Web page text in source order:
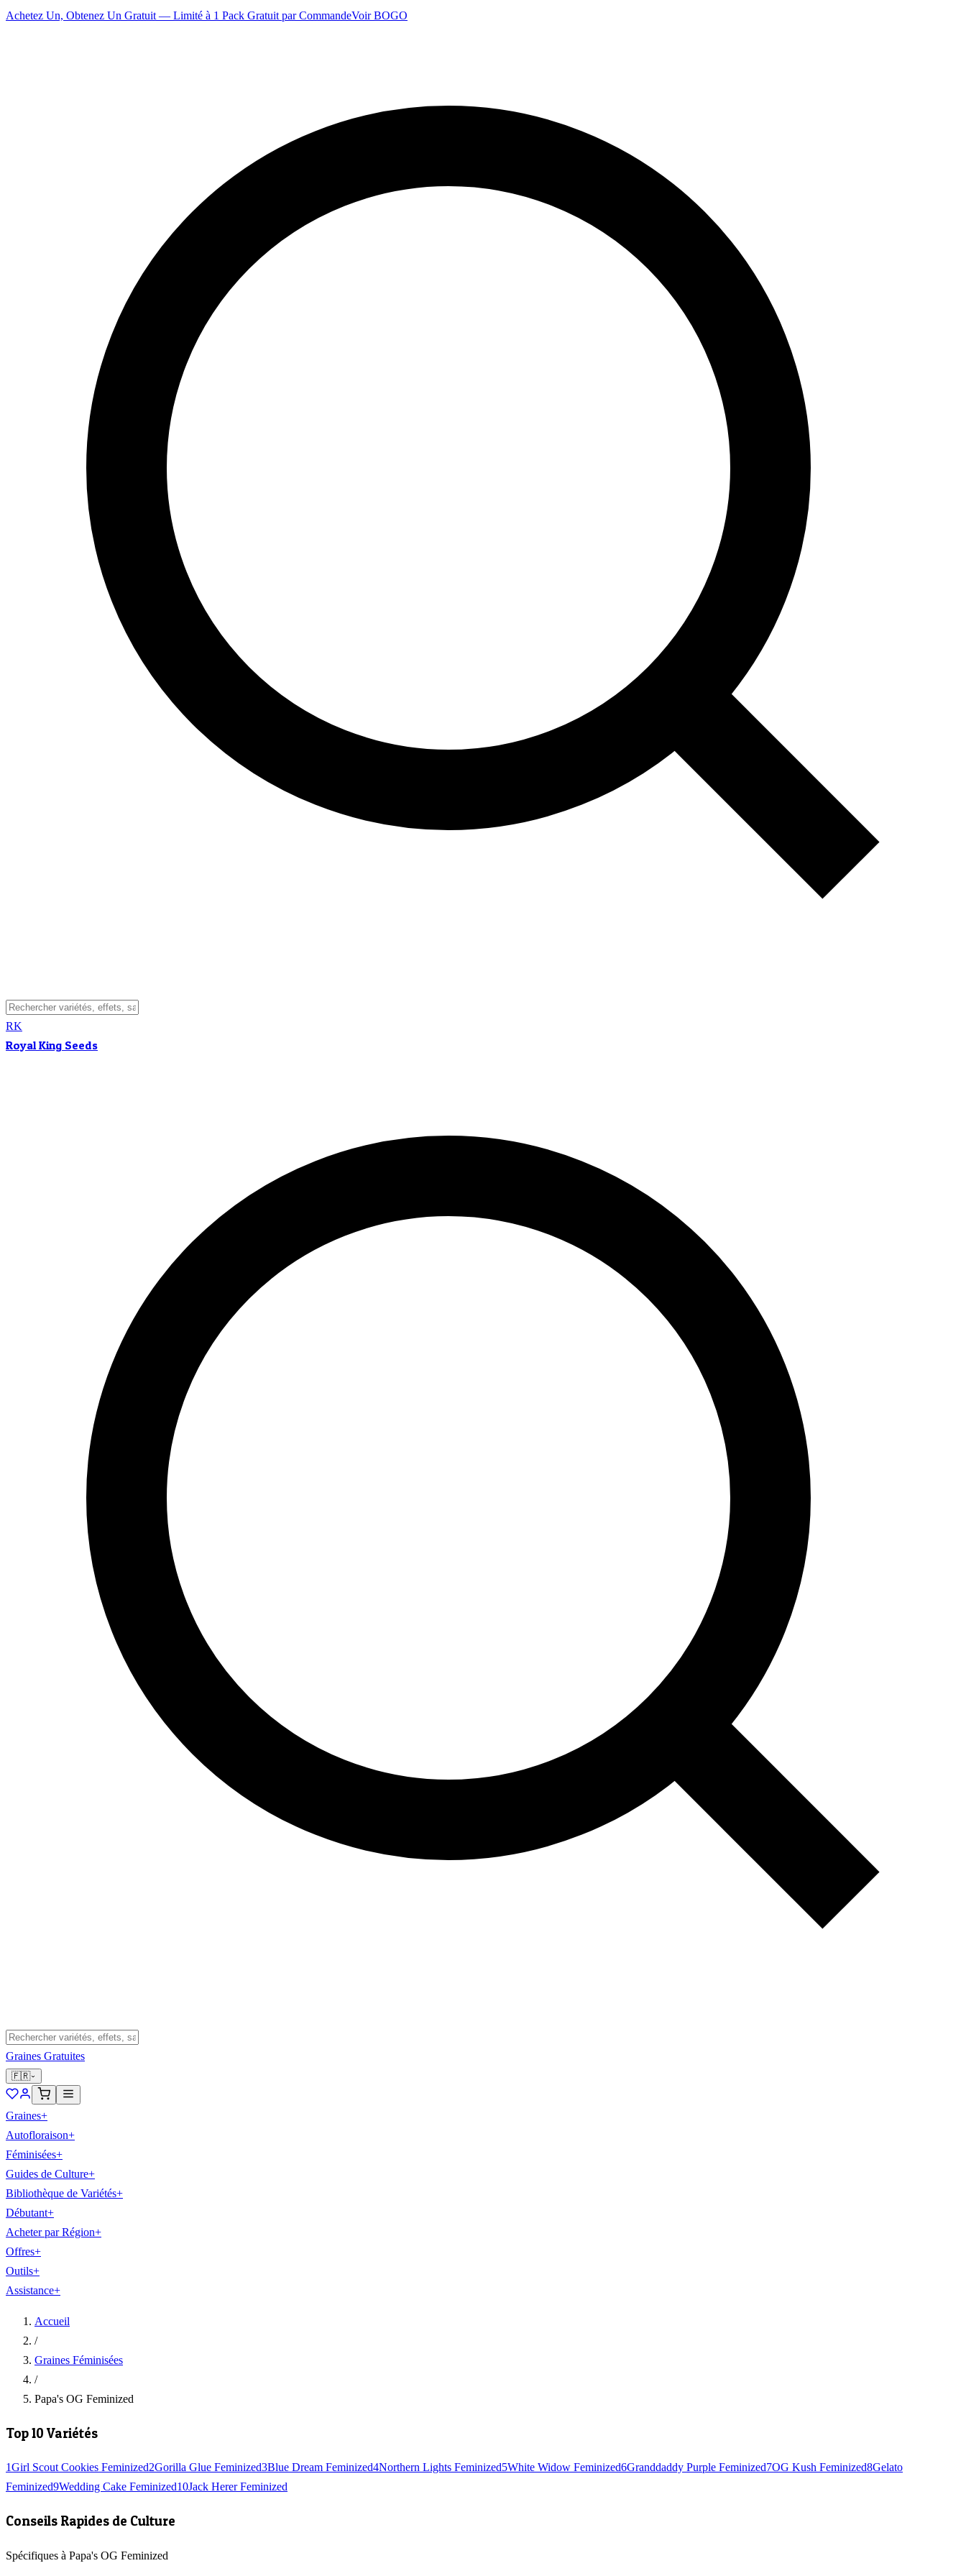
Achetez Un, Obtenez Un Gratuit — Limité à 1 Pack Gratuit par CommandeVoir BOGO
RK
Royal King Seeds
Graines Gratuites
🇫🇷
Graines+
Autofloraison+
Féminisées+
Guides de Culture+
Bibliothèque de Variétés+
Débutant+
Acheter par Région+
Offres+
Outils+
Assistance+
Accueil
/
Graines Féminisées
/
Papa's OG Feminized
Top 10 Variétés
1Girl Scout Cookies Feminized2Gorilla Glue Feminized3Blue Dream Feminized4Northern Lights Feminized5White Widow Feminized6Granddaddy Purple Feminized7OG Kush Feminized8Gelato
Feminized9Wedding Cake Feminized10Jack Herer Feminized
Conseils Rapides de Culture
Spécifiques à Papa's OG Feminized